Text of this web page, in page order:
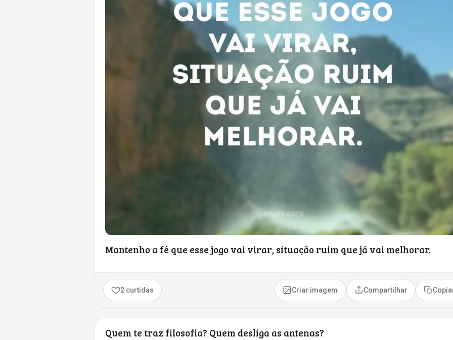
Mantenho a fé que esse jogo vai virar, situação ruim que já vai melhorar.
2 curtidas Criar imagem Compartilhar
Quem te traz filosofia? Quem desliga as antenas?